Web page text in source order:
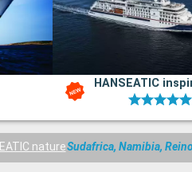
HANSEATIC
natureSudafrica, Namibia,